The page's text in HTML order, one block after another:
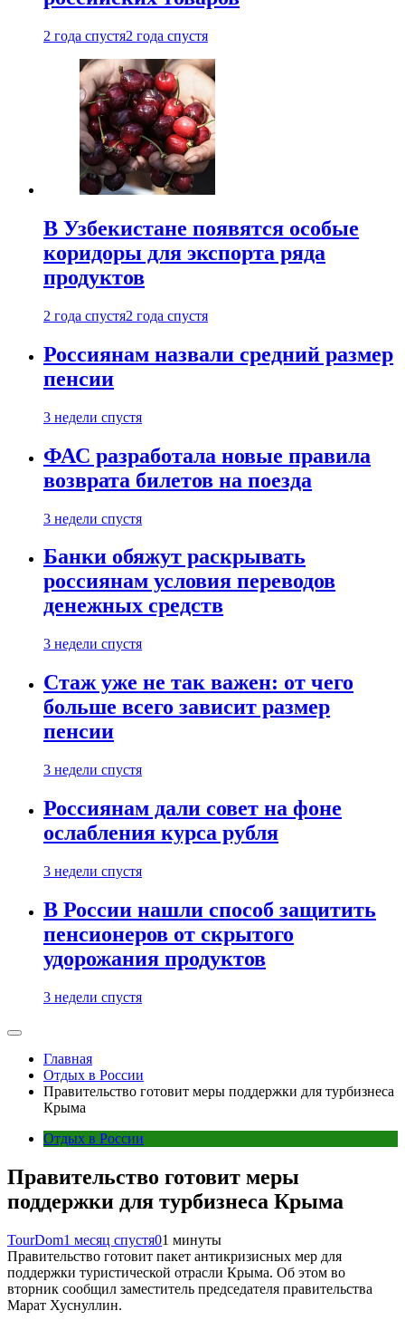
2 года спустя2 года спустя
В Узбекистане появятся особые
коридоры для экспорта ряда
продуктов
2 года спустя2 года спустя
Россиянам назвали средний размер
пенсии
3 недели спустя
ФАС разработала новые правила
возврата билетов на поезда
3 недели спустя
Банки обяжут раскрывать
россиянам условия переводов
денежных средств
3 недели спустя
Стаж уже не так важен: от чего
больше всего зависит размер
пенсии
3 недели спустя
Россиянам дали совет на фоне
ослабления курса рубля
3 недели спустя
В России нашли способ защитить
пенсионеров от скрытого
удорожания продуктов
3 недели спустя
Главная
Отдых в России
Правительство готовит меры поддержки для турбизнеса
Крыма
Отдых в России
Правительство готовит меры
поддержки для турбизнеса Крыма
TourDom1 месяц спустя01 минуты
Правительство готовит пакет антикризисных мер для
поддержки туристической отрасли Крыма. Об этом во
вторник сообщил заместитель председателя правительства
Марат Хуснуллин.